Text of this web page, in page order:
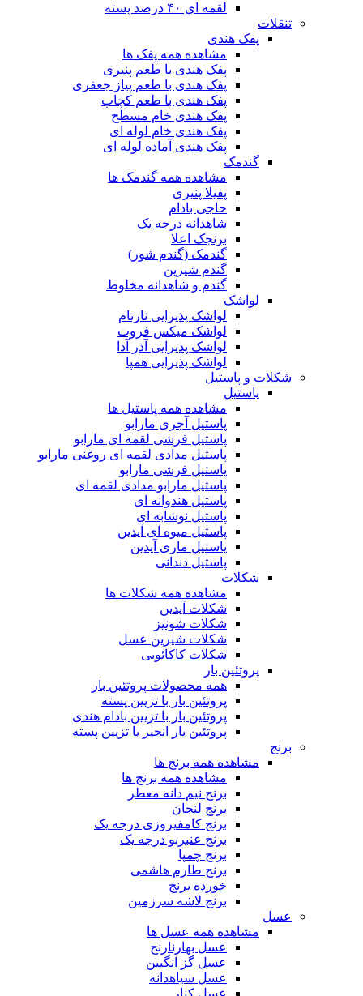
لقمه ای ۴۰ درصد پسته
تنقلات
پفک هندی
مشاهده همه پفک ها
پفک هندی با طعم پنیری
پفک هندی با طعم پیاز جعفری
پفک هندی با طعم کچاپ
پفک هندی خام مسطح
پفک هندی خام لوله ای
پفک هندی آماده لوله ای
گندمک
مشاهده همه گندمک ها
پفیلا پنیری
حاجی بادام
شاهدانه درجه یک
برنجک اعلا
گندمک (گندم شور)
گندم شیرین
گندم و شاهدانه مخلوط
لواشک
لواشک پذیرایی نارتام
لواشک میکس فروت
لواشک پذیرایی آذر آدا
لواشک پذیرایی همپا
شکلات و پاستیل
پاستیل
مشاهده همه پاستیل ها
پاستیل آجری مارابو
پاستیل فرشی لقمه ای مارابو
پاستیل مدادی لقمه ای روغنی مارابو
پاستیل فرشی مارابو
پاستیل مارابو مدادی لقمه ای
پاستیل هندوانه ای
پاستیل نوشابه ای
پاستیل میوه ای آیدین
پاستیل ماری آیدین
پاستیل دندانی
شکلات
مشاهده همه شکلات ها
شکلات آیدین
شکلات شونیز
شکلات شیرین عسل
شکلات کاکائویی
پروتئین بار
همه محصولات پروتئین بار
پروتئین بار با تزیین پسته
پروتئین بار با تزیین بادام هندی
پروتئین بار انجیر با تزیین پسته
برنج
مشاهده همه برنج ها
مشاهده همه برنج ها
برنج نیم دانه معطر
برنج لنجان
برنج کامفیروزی درجه یک
برنج عنبربو درجه یک
برنج چمپا
برنج طارم هاشمی
خورده برنج
برنج لاشه سرزمین
عسل
مشاهده همه عسل ها
عسل بهارنارنج
عسل گز انگبین
عسل سیاهدانه
عسل کنار